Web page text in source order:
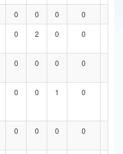
0 0 0 0
0 2 0 0
0 0 0 0
0 0 1 0
0 0 0 0